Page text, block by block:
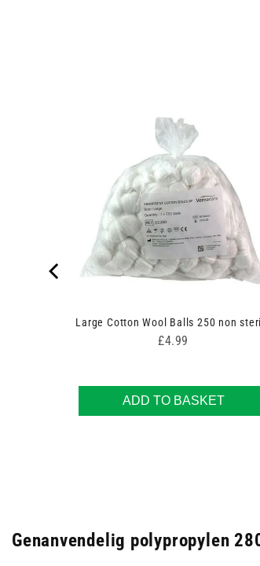
Large Cotton Wool Balls 250 non
Price
£4.99
ADD TO BASKET
Genanvendelig polypropylen